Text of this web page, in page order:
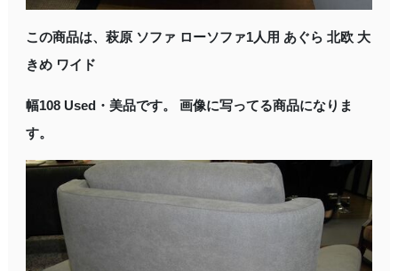
この商品は、萩原 ソファ ローソファ1人用 あぐら 北欧 大
きめ ワイド
幅108 Used・美品です。 画像に写ってる商品になりま
す。